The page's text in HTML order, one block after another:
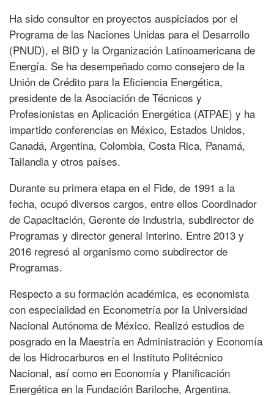
Ha sido consultor en proyectos auspiciados por el
Programa de las Naciones Unidas para el Desarrollo
(PNUD), el BID y la Organización Latinoamericana de
Energía. Se ha desempeñado como consejero de la
Unión de Crédito para la Eficiencia Energética,
presidente de la Asociación de Técnicos y
Profesionistas en Aplicación Energética (ATPAE) y ha
impartido conferencias en México, Estados Unidos,
Canadá, Argentina, Colombia, Costa Rica, Panamá,
Tailandia y otros países.
Durante su primera etapa en el Fide, de 1991 a la
fecha, ocupó diversos cargos, entre ellos Coordinador
de Capacitación, Gerente de Industria, subdirector de
Programas y director general Interino. Entre 2013 y
2016 regresó al organismo como subdirector de
Programas.
Respecto a su formación académica, es economista
con especialidad en Econometría por la Universidad
Nacional Autónoma de México. Realizó estudios de
posgrado en la Maestría en Administración y Economía
de los Hidrocarburos en el Instituto Politécnico
Nacional, así como en Economía y Planificación
Energética en la Fundación Bariloche, Argentina.